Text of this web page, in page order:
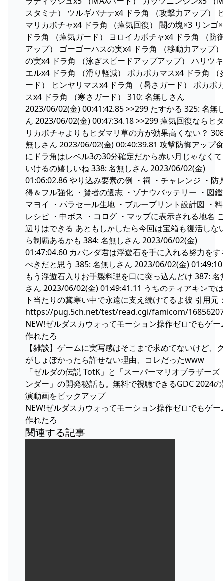
スタミナ） ツルギバナナx4 ドラ角 （攻撃力アップ）
マリカボチャx4 ドラ角 （瘴気回復） 闇の塊×3 リンゴ
ドラ角 （瘴気ガード） ヨロイカボチャx4 ドラ角 （防
アップ） ゴーゴーハスの実x4 ドラ角 （移動力アップ
の実x4 ドラ角 （泳ぎスピードアップアップ） ハリツ
エルx4 ドラ角 （滑り軽減） ポカポカマスx4 ドラ角 （
ード） ヒンヤリマスx4 ドラ角 （暑さガード） ポカポ
スx4 ドラ角 （寒さガード） 310: 名無しさん
2023/06/02(金) 00:41:42.85 >>299 たすかる 325: 名無
ん 2023/06/02(金) 00:47:34.18 >>299 瘴気回復ならヒ
リカボチャよりもヒダマリ草の方が効果高くない？
無しさん 2023/06/02(金) 00:40:39.81 攻撃防御アップ
にドラ角はレベル3の30分確定だから赤い月じゃなく
いけるの嬉しいね 338: 名無しさん 2023/06/02(金)
01:06:02.86 やり込み要素の例 ・祠 ・チャレンジ ・防
得＆フル強化 ・賢者の遺志 ・ゾナウバッテリー ・図
マヨイ ・パラセール生地 ・ブループリント設計図 ・
レシピ ・中ボス ・コログ ・マップに表示される地名
辺りはできる あともしかしたら今回は宝箱も復活しな
ら制覇あるかも 384: 名無しさん 2023/06/02(金)
01:47:04.60 カバンダ君は浮遊石を手に入れる努力をす
べきだと思う 385: 名無しさん 2023/06/02(金)
もう浮遊石入りお手製料理を口に突っ込んどけ 387: 名
さん 2023/06/02(金) 01:49:41.11 うちのティアキンで
ト当たりの糞寒い中で永遠に支え続けてるよ彼 引用元
https://pug.5ch.net/test/read.cgi/famicom/
NEW!ゼルダスカウォってモーション操作ゼロでもゲー
作れたろ
【雑談】ゲームに実写感はそこまで求めてないけど、
がしょぼかったら許せない理由、コレだったwww
「ゼルダの伝説 TotK」と「スーパーマリオブラザーズ
ンダー」の開発秘話も。無料で視聴できるGDC 2024
演動画をピックアップ
NEW!ゼルダスカウォってモーション操作ゼロでもゲー
作れたろ
関連する記事